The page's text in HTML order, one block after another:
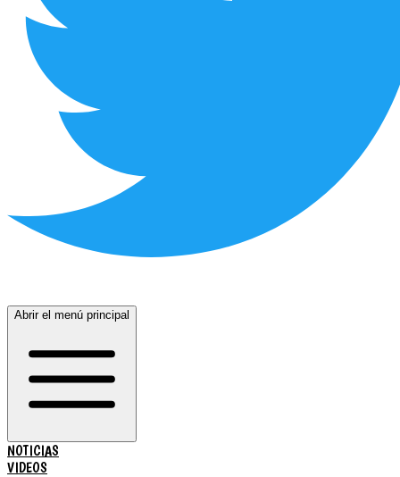
Abrir el menú principal
NOTICIAS
VIDEOS